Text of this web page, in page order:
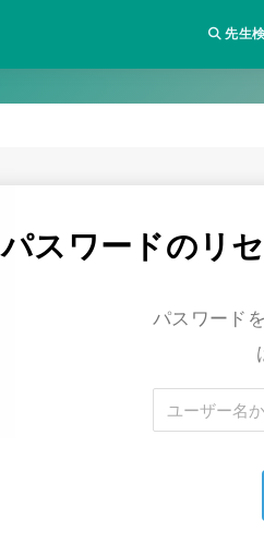
先生
パスワードのリ
パスワード